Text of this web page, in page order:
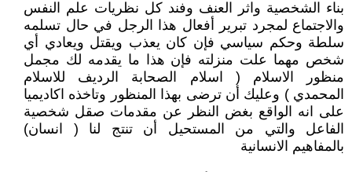
بناء الشخصية واثر العنف وفند كل نظريات علم النفس
والاجتماع لمجرد تبرير أفعال هذا الرجل في حال تسلمه
سلطة وحكم سياسي فإن كان يعذب ويقتل ويعادي أي
شخص مهما علت منزلته فإن هذا ما يقدمه لك مجمل
منظور الاسلام ( اسلام الصحابة الرديف للاسلام
المحمدي ) وعليك أن ترضى بهذا المنظور وتاخذه اكاديميا
على انه الواقع بغض النظر عن مقدمات صقل شخصية
الفاعل والتي من المستحيل أن تنتج لنا ( انسان)
بالمفاهيم الانسانية